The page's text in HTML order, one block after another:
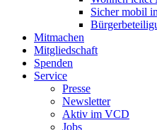
Sicher mobil
Mitmachen
Mitgliedschaft
Spenden
Service
Presse
Newsletter
Aktiv im VCD
Jobs